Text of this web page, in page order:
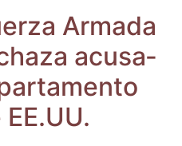
Arma­da
acu­sa­